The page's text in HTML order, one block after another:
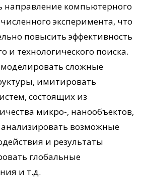
направление компьютерного
эксперимента, что
повысить эффективность
и технологического поиска.
сложные
имитировать
состоящих из
микро-, нанообъектов,
возможные
и результаты
глобальные
и т.д.